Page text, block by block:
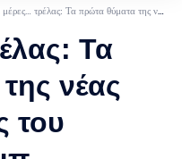
τρέλας: Τα πρώτα θύματα της νέας διακυβέρνησης του Ντόναλντ Τραμπ
Τα
νέας
του